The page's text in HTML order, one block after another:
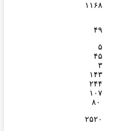
۱۱۶۸
۴۹
۵
۴۵
۳
۱۴۳
۲۴۴
۱۰۷
۲۵۲۰